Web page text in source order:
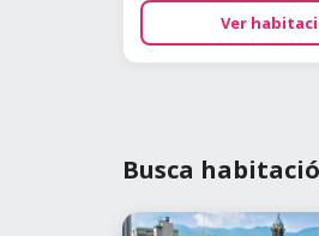
Ver
Busca